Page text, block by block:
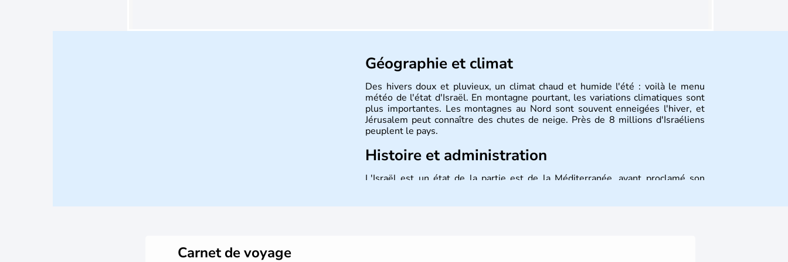
Géographie et climat
Des hivers doux et pluvieux, un climat chaud et humide l'été : voilà le menu
météo de l'état d'Israël. En montagne pourtant, les variations climatiques sont
plus importantes. Les montagnes au Nord sont souvent enneigées l'hiver, et
Jérusalem peut connaître des chutes de neige. Près de 8 millions d'Israéliens
peuplent le pays.
Histoire et administration
L'Israël est un état de la partie est de la Méditerranée, ayant proclamé son
Carnet de voyage